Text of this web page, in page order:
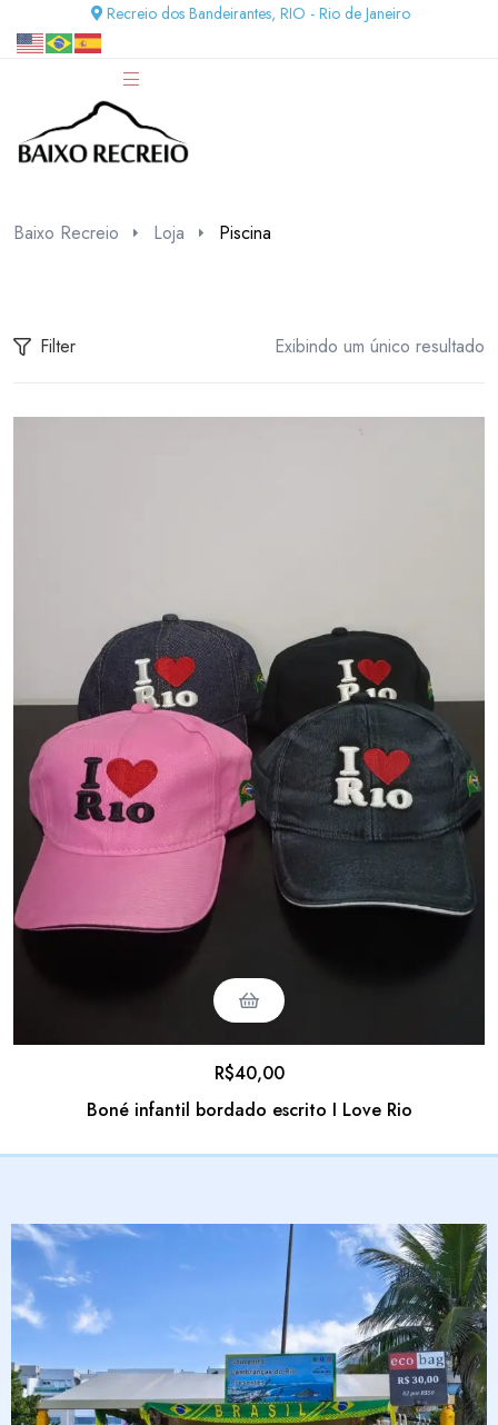
Recreio dos Bandeirantes, RIO - Rio de Janeiro
Baixo Recreio Loja Piscina
Filter Exibindo um único resultado
Boné infantil bordado escrito I Love Rio
R$40,00